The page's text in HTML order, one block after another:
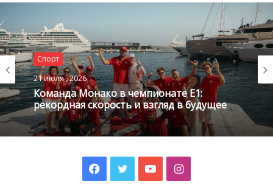
подготовке предстоящей кампании Е-Формулы.
Спорт
21 июля , 2026
Команда Монако в чемпионате E1:
рекордная скорость и взгляд в будущее
Facebook
TwitterYouTubeInstagram